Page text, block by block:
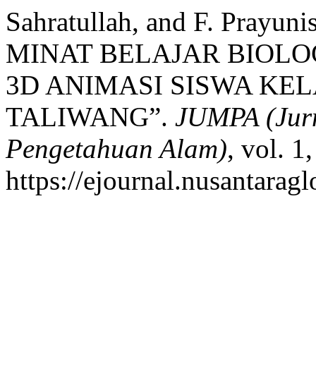
Sahratullah, and F.
MINAT BELAJAR
3D ANIMASI SISWA
TALIWANG”. JUMPA
Pengetahuan Alam), vol.
https://